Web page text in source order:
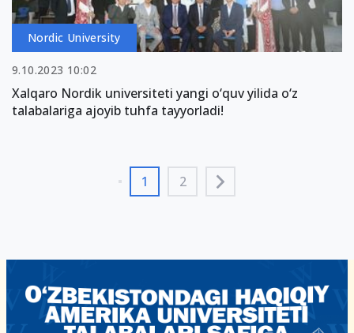
Nordic University
9.10.2023 10:02
Xalqaro Nordik universiteti yangi o‘quv yilida o‘z
talabalariga ajoyib tuhfa tayyorladi!
1 2